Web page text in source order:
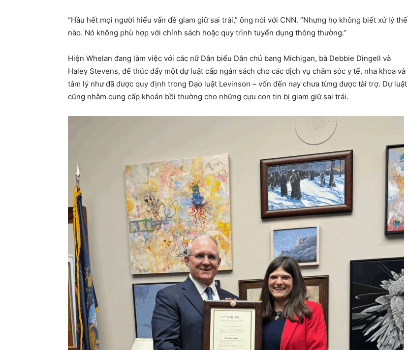
“Hầu hết mọi người hiểu vấn đề giam giữ sai trái,” ông nói với CNN. “Nhưng họ không biết xử lý thế
nào. Nó không phù hợp với chính sách hoặc quy trình tuyển dụng thông thường.”
Hiện Whelan đang làm việc với các nữ Dân biểu Dân chủ bang Michigan, bà Debbie Dingell và
Haley Stevens, để thúc đẩy một dự luật cấp ngân sách cho các dịch vụ chăm sóc y tế, nha khoa và
tâm lý như đã được quy định trong Đạo luật Levinson – vốn đến nay chưa từng được tài trợ. Dự luật
cũng nhằm cung cấp khoản bồi thường cho những cựu con tin bị giam giữ sai trái.